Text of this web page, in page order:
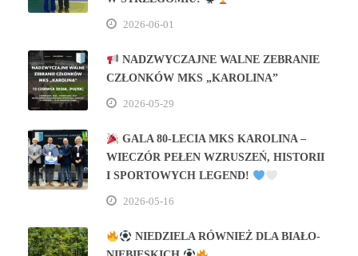
2026-06-01
NADZWYCZAJNE WALNE ZEBRANIE
CZŁONKÓW MKS „KAROLINA”
2026-05-29
GALA 80‑LECIA MKS KAROLINA –
WIECZÓR PEŁEN WZRUSZEŃ, HISTORII
I SPORTOWYCH LEGEND!
2026-05-16
NIEDZIELA RÓWNIEŻ DLA BIAŁO-